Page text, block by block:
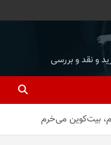
و نقد و بررسی